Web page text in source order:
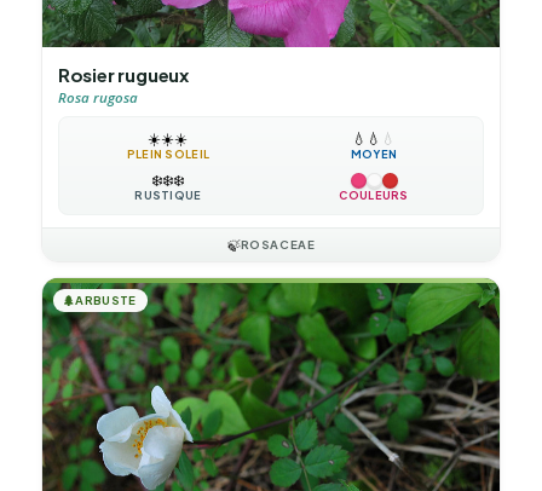
Rosier rugueux
Rosa rugosa
☀️☀️☀️
PLEIN SOLEIL
💧 💧 💧
MOYEN
❄️❄️❄️
RUSTIQUE COULEURS
🍃ROSACEAE
🌲ARBUSTE